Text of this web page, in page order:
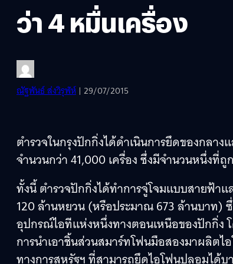
ว่า 4 หมื่นเครื่อง
ณัฐพันธ์ ส่งวิรุฬห์ | 29/07/2015
ตำรวจในกรุงปักกิ่งได้ดำเนินการยึดของกลา
จำนวนกว่า 41,000 เครื่อง ซึ่งมีจำนวนหนึ่งที่
ทั้งนี้ ตำรวจปักกิ่งได้ทำการจู่โจมแบบสายฟ้า
120 ล้านหยวน (หรือประมาณ 673 ล้านบาท)
อุปกรณ์ไอทีแห่งหนึ่งทางตอนเหนือของปักกิ่ง
การนำเอาชิ้นส่วนสมาร์ทโฟนมือสองมาผลิต
ทางการสหรัฐฯ ที่สามารถยึดไอโฟนปลอมได้